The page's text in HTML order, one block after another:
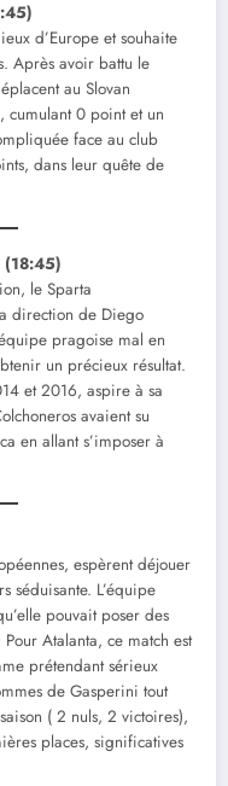
d’Europe et souhaite
Après avoir battu le
au Slovan
0 point et un
face au club
dans leur quête de
(18:45)
le Sparta
direction de Diego
pragoise mal en
un précieux résultat.
et 2016, aspire à sa
avaient su
en allant s’imposer à
espèrent déjouer
séduisante. L’équipe
pouvait poser des
Atalanta, ce match est
prétendant sérieux
de Gasperini tout
( 2 nuls, 2 victoires),
places, significatives